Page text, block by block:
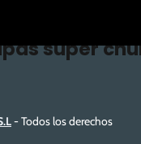
y
súper
- Todos los derechos